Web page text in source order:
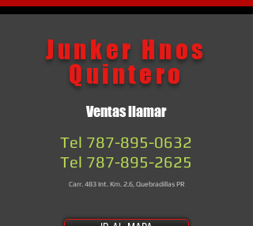
Junker Hnos
Quintero
Ventas llamar
Tel 787-895-0632
Tel 787-895-2625
Carr. 483 Int. Km. 2.6, Quebradillas PR